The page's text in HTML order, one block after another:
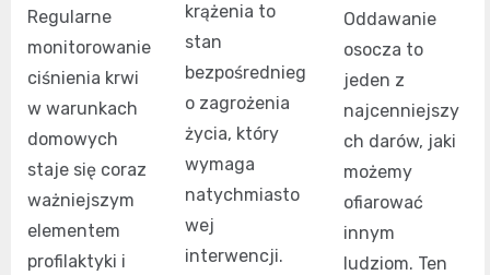
Regularne
monitorowanie
ciśnienia krwi
w warunkach
domowych
staje się coraz
ważniejszym
elementem
profilaktyki i
krążenia to
stan
bezpośrednieg
o zagrożenia
życia, który
wymaga
natychmiasto
wej
interwencji.
Oddawanie
osocza to
jeden z
najcenniejszy
ch darów, jaki
możemy
ofiarować
innym
ludziom. Ten